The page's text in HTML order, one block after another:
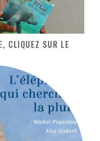
CLIQUEZ SUR LE